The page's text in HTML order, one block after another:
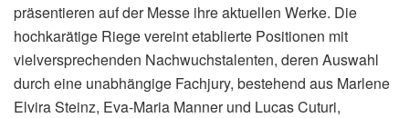
präsentieren auf der Messe ihre aktuellen Werke. Die
hochkarätige Riege vereint etablierte Positionen mit
vielversprechenden Nachwuchstalenten, deren Auswahl
durch eine unabhängige Fachjury, bestehend aus Marlene
Elvira Steinz, Eva-Maria Manner und Lucas Cuturi,